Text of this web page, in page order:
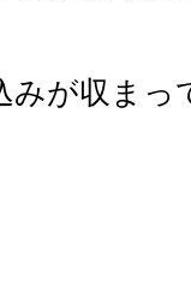
みが収まっ